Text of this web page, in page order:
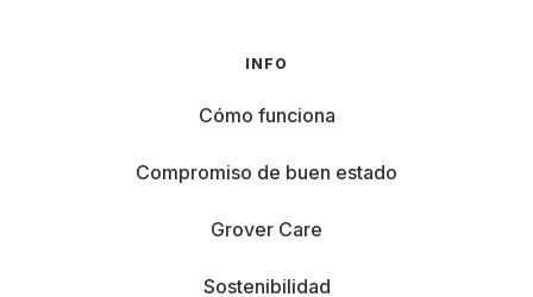
INFO
Cómo funciona
Compromiso de buen estado
Grover Care
Sostenibilidad